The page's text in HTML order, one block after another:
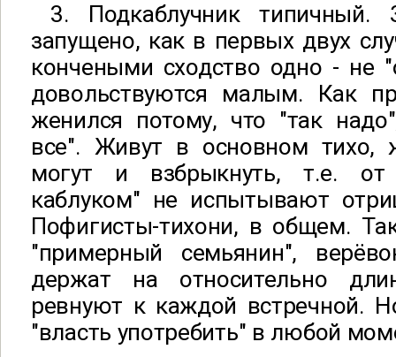
3. Подкаблучник типичный.
запущено, как в первых двух
кончеными сходство одно - не
довольствуются малым. Как
женился потому, что "так
все". Живут в основном тихо,
могут и взбрыкнуть, т.е.
каблуком" не испытывают
Пофигисты-тихони, в общем.
"примерный семьянин",
держат на относительно
ревнуют к каждой встречной.
"власть употребить" в любой